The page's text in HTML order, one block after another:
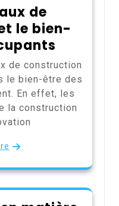
de
le bien-
de construction
le bien-être des
En effet, les
la construction